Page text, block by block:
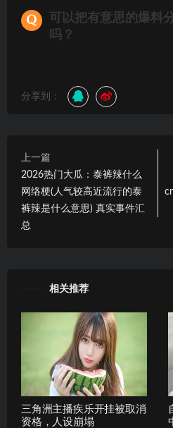
可以把有意思的爆料
吗？
分享到：
上一篇
2026热门大瓜：泰裤辣什么
网络梗(人气较高近流行的泰
裤辣是什么意思) 真实事件汇
总
相关推荐
三角洲主播疾乐开挂被取消
资格，人设崩塌